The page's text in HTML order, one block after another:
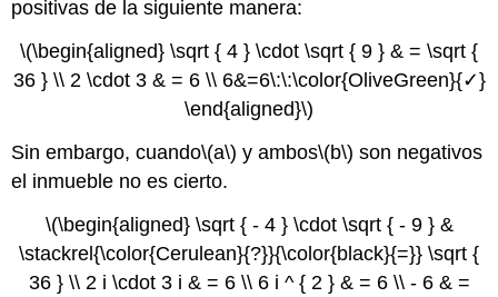
positivas de la siguiente manera:
\(\begin{aligned} \sqrt { 4 } \cdot \sqrt { 9 } & = \sqrt {
36 } \\ 2 \cdot 3 & = 6 \\ 6&=6\:\:\color{OliveGreen}{✓}
\end{aligned}\)
Sin embargo, cuando\(a\) y ambos\(b\) son negativos
el inmueble no es cierto.
\(\begin{aligned} \sqrt { - 4 } \cdot \sqrt { - 9 } &
\stackrel{\color{Cerulean}{?}}{\color{black}{=}} \sqrt {
36 } \\ 2 i \cdot 3 i & = 6 \\ 6 i ^ { 2 } & = 6 \\ - 6 & =